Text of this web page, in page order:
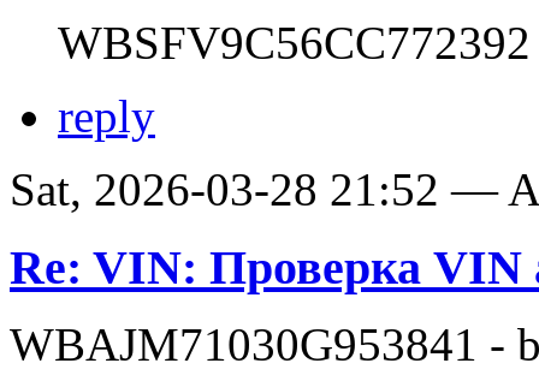
WBSFV9C56CC772392
reply
Sat, 2026-03-28 21:52 —
Re: VIN: Проверка VIN
WBAJM71030G953841 -